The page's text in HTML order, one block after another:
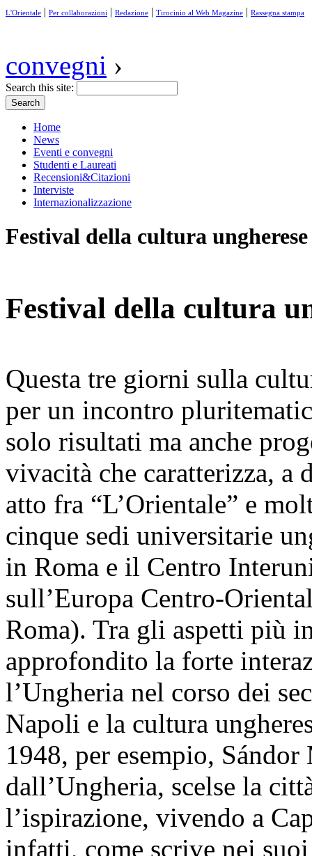
L'Orientale | Per collaborazioni | Redazione | Tirocinio al Web Magazine | Rassegna stampa
convegni ›
Search this site:
Home
News
Eventi e convegni
Studenti e Laureati
Recensioni&Citazioni
Interviste
Internazionalizzazione
Festival della cultura ungherese
Festival della cultura
Questa tre giorni sulla
per un incontro
solo risultati ma anche
vivacità che caratterizza,
atto fra “L’Orientale” e
cinque sedi universitarie
in Roma e il Centro
sull’Europa Centro-
Roma). Tra gli aspetti più
approfondito la forte
l’Ungheria nel corso dei
Napoli e la cultura
1948, per esempio,
dall’Ungheria, scelse la
l’ispirazione, vivendo a
infatti, come scrive nei